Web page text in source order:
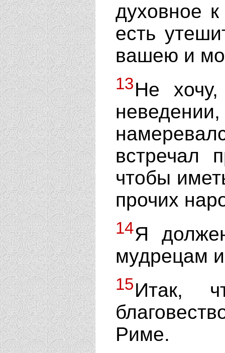
духовное
есть
вашею и
13Не
встречал
чтобы
прочих
14Я
мудрецам
15Итак,
Риме.